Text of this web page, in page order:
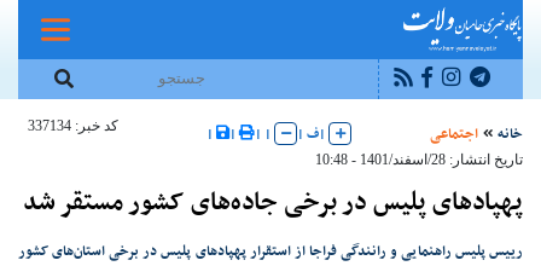
خانه اجتماعی |ف |
|
|
|
|
کد خبر: 337134
تاریخ انتشار: 28/اسفند/1401 - 10:48
پهپادهای پلیس در برخی جاده‌های کشور مستقر شد
رییس پلیس راهنمایی و رانندگی فراجا از استقرار پهپادهای پلیس در برخی استان‌های کشور